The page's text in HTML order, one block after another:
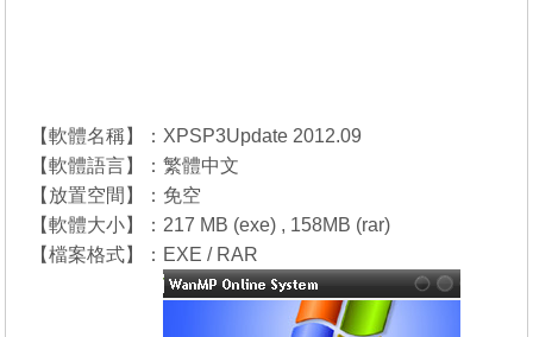
【軟體名稱】：XPSP3Update 2012.09
【軟體語言】：繁體中文
【放置空間】：免空
【軟體大小】：217 MB (exe) , 158MB (rar)
【檔案格式】：EXE / RAR